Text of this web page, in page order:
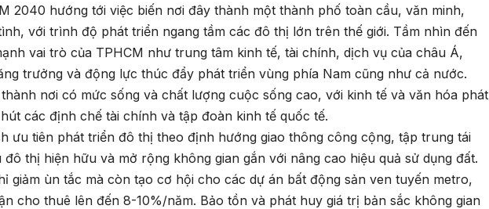
2040 hướng tới việc biến nơi đây thành một thành phố toàn cầu, văn minh,
với trình độ phát triển ngang tầm các đô thị lớn trên thế giới. Tầm nhìn đến
vai trò của TPHCM như trung tâm kinh tế, tài chính, dịch vụ của châu Á,
trưởng và động lực thúc đẩy phát triển vùng phía Nam cũng như cả nước.
nơi có mức sống và chất lượng cuộc sống cao, với kinh tế và văn hóa phát
các định chế tài chính và tập đoàn kinh tế quốc tế.
ưu tiên phát triển đô thị theo định hướng giao thông công cộng, tập trung tái
thị hiện hữu và mở rộng không gian gắn với nâng cao hiệu quả sử dụng đất.
giảm ùn tắc mà còn tạo cơ hội cho các dự án bất động sản ven tuyến metro,
cho thuê lên đến 8-10%/năm. Bảo tồn và phát huy giá trị bản sắc không gian